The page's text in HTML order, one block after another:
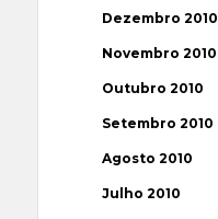
Dezembro 2010
Novembro 2010
Outubro 2010
Setembro 2010
Agosto 2010
Julho 2010